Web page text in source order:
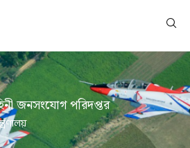
জনসংযোগ পরিদপ্তর